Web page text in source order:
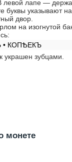
левой лапе —
буквы указывают
двор.
на изогнутой
• КОПѢЕКЪ
украшен зубцами.
монете